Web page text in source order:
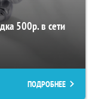
500р. в сети
ПОДРОБНЕЕ